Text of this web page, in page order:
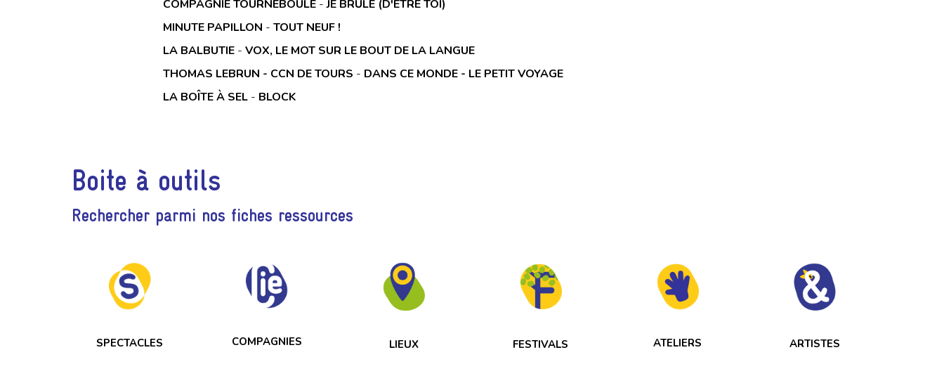
COMPAGNIE TOURNEBOULÉ -JE BRÛLE (D'ÊTRE TOI)
MINUTE PAPILLON - TOUT NEUF !
LA BALBUTIE - VOX, LE MOT SUR LE BOUT DE LA LANGUE
THOMAS LEBRUN - CCN DE TOURS - DANS CE MONDE - LE PETIT VOYAGE
LA BOÎTE À SEL - BLOCK
Boite à outils
Rechercher parmi nos fiches ressources
SPECTACLES COMPAGNIES LIEUX FESTIVALS ATELIERS ARTISTES